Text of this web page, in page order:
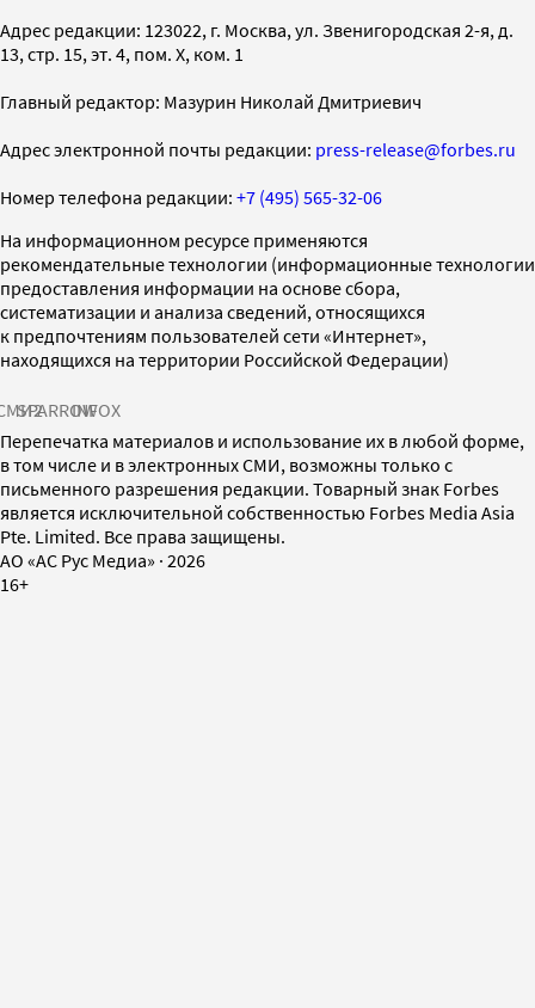
Адрес редакции: 123022, г. Москва, ул. Звенигородская 2-я, д.
13, стр. 15, эт. 4, пом. X, ком. 1
Главный редактор: Мазурин Николай Дмитриевич
Адрес электронной почты редакции: press-release@forbes.ru
Номер телефона редакции: +7 (495) 565-32-06
На информационном ресурсе применяются
рекомендательные технологии (информационные технологии
предоставления информации на основе сбора,
систематизации и анализа сведений, относящихся
к предпочтениям пользователей сети «Интернет»,
находящихся на территории Российской Федерации)
SPARROWINFOX
Перепечатка материалов и использование их в любой форме,
в том числе и в электронных СМИ, возможны только с
письменного разрешения редакции. Товарный знак Forbes
является исключительной собственностью Forbes Media Asia
Pte. Limited. Все права защищены.
AO «АС Рус Медиа» · 2026
16+